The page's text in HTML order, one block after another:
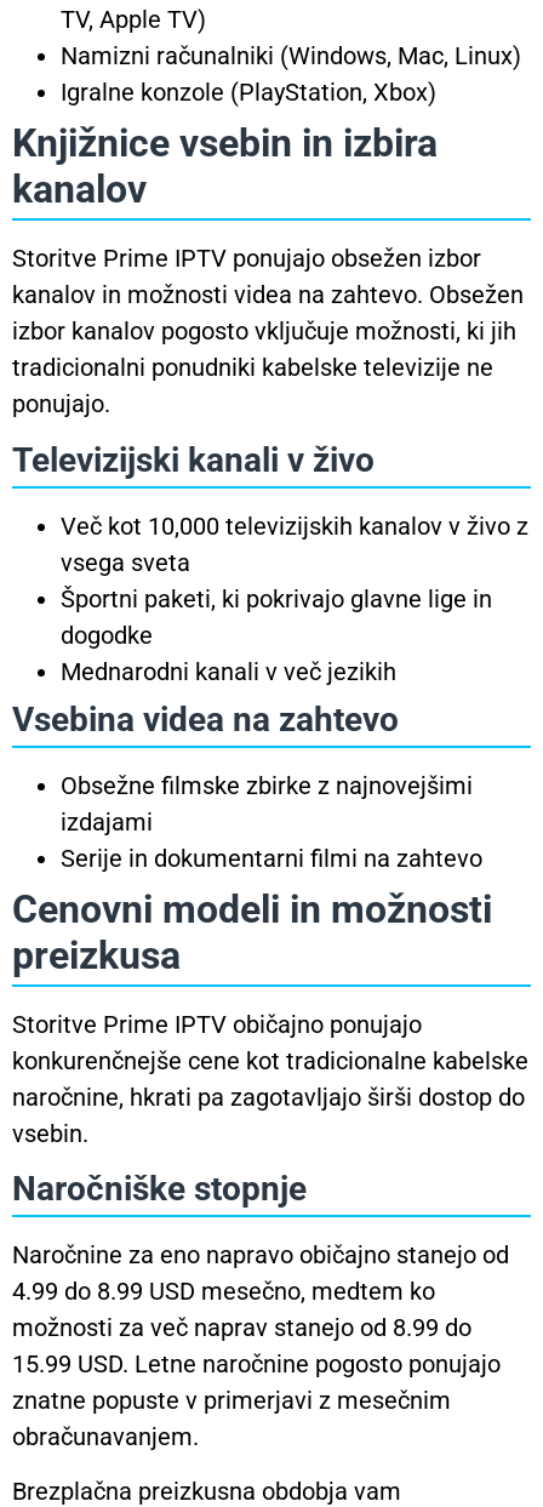
TV, Apple TV)
Namizni računalniki (Windows, Mac, Linux)
Igralne konzole (PlayStation, Xbox)
Knjižnice vsebin in izbira
kanalov
Storitve Prime IPTV ponujajo obsežen izbor
kanalov in možnosti videa na zahtevo. Obsežen
izbor kanalov pogosto vključuje možnosti, ki jih
tradicionalni ponudniki kabelske televizije ne
ponujajo.
Televizijski kanali v živo
Več kot 10,000 televizijskih kanalov v živo z
vsega sveta
Športni paketi, ki pokrivajo glavne lige in
dogodke
Mednarodni kanali v več jezikih
Vsebina videa na zahtevo
Obsežne filmske zbirke z najnovejšimi
izdajami
Serije in dokumentarni filmi na zahtevo
Cenovni modeli in možnosti
preizkusa
Storitve Prime IPTV običajno ponujajo
konkurenčnejše cene kot tradicionalne kabelske
naročnine, hkrati pa zagotavljajo širši dostop do
vsebin.
Naročniške stopnje
Naročnine za eno napravo običajno stanejo od
4.99 do 8.99 USD mesečno, medtem ko
možnosti za več naprav stanejo od 8.99 do
15.99 USD. Letne naročnine pogosto ponujajo
znatne popuste v primerjavi z mesečnim
obračunavanjem.
Brezplačna preizkusna obdobja vam